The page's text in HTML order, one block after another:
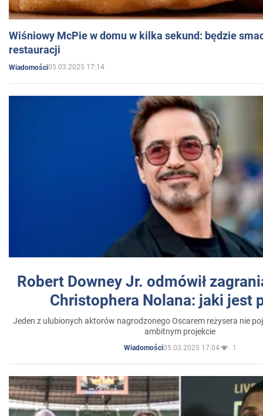
Wiśniowy McPie w domu w kilka sekund: będzie
restauracji
Wiadomości05.03.2025 17:14
Robert Downey Jr. odmówił
Christophera Nolana: jaki jest
Jeden z ulubionych aktorów nagrodzonego Oscarem reżysera nie
ambitnym projekcie
Wiadomości05.03.2025 17:04 1